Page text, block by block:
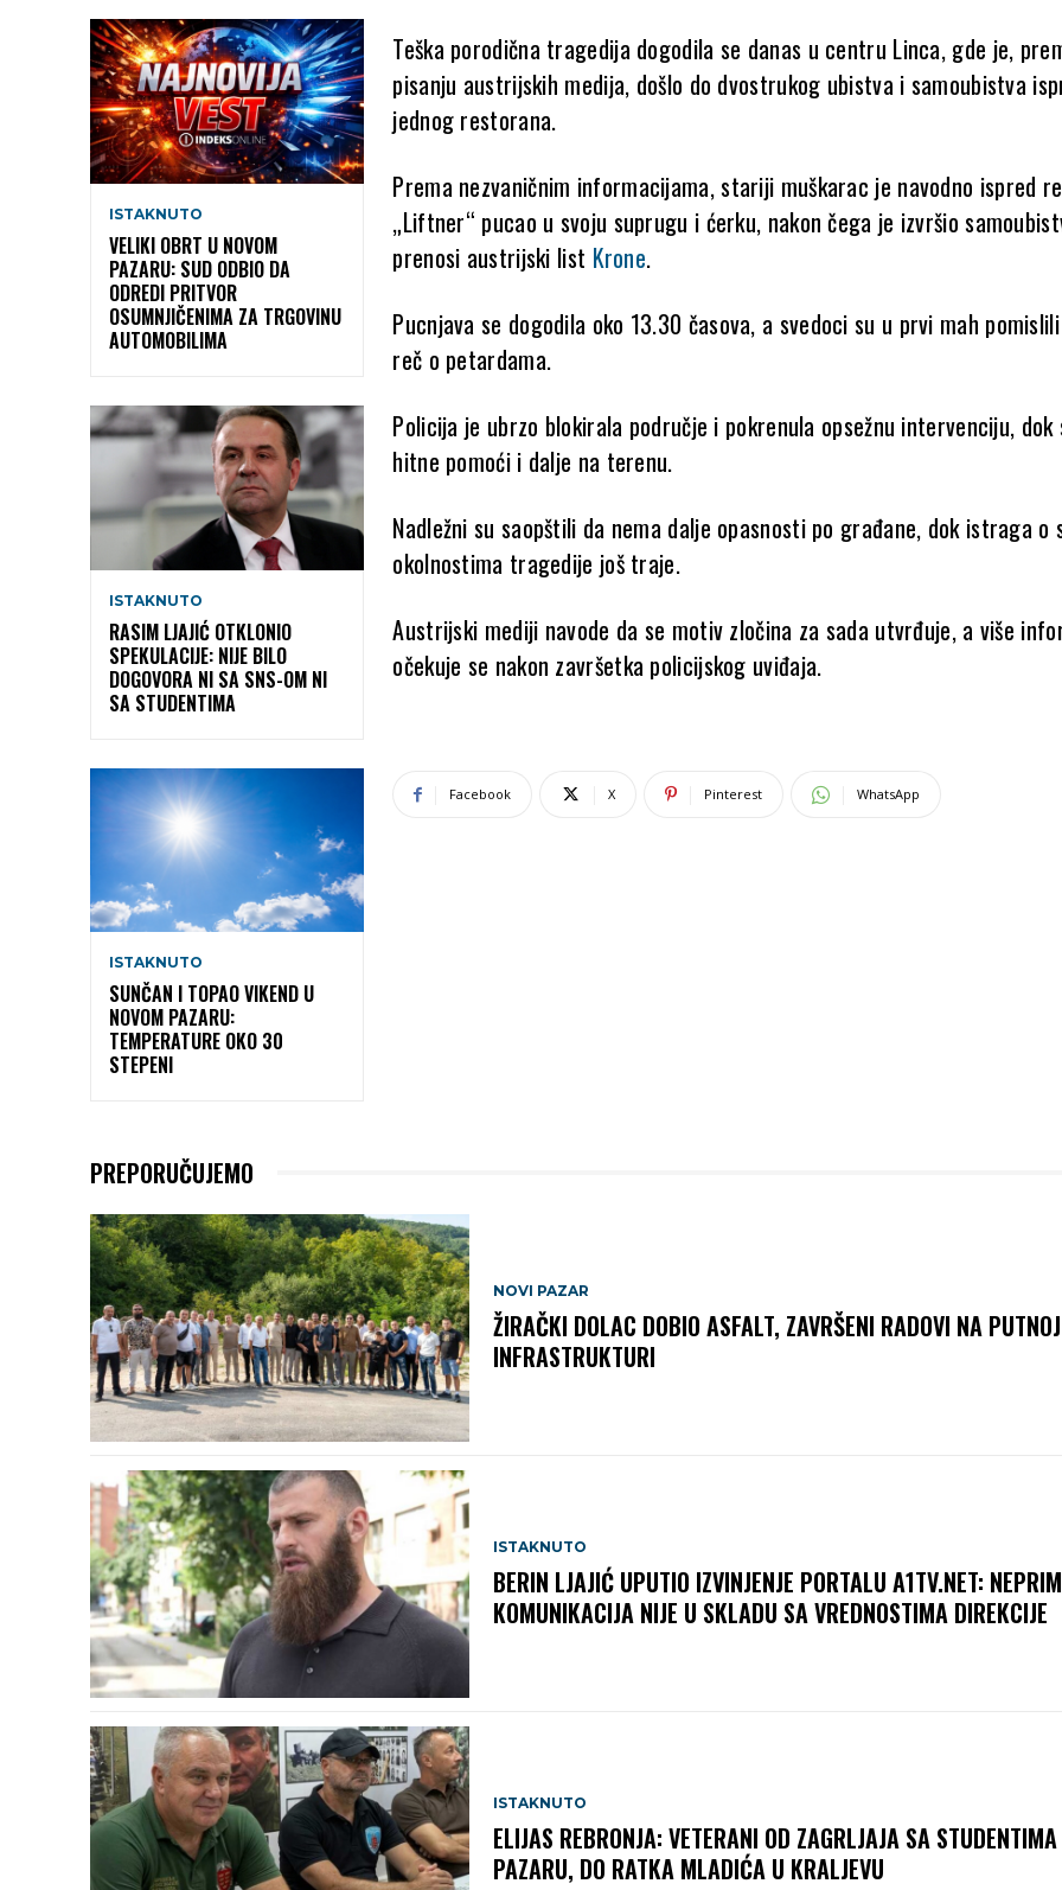
ISTAKNUTO
VELIKI OBRT U NOVOM
PAZARU: SUD ODBIO DA
ODREDI PRITVOR
OSUMNJIČENIMA ZA TRGOVINU
AUTOMOBILIMA
ISTAKNUTO
RASIM LJAJIĆ OTKLONIO
SPEKULACIJE: NIJE BILO
DOGOVORA NI SA SNS-OM NI
SA STUDENTIMA
ISTAKNUTO
SUNČAN I TOPAO VIKEND U
NOVOM PAZARU:
TEMPERATURE OKO 30
STEPENI
Teška porodična tragedija dogodila se danas u centru Linca, gde je,
pisanju austrijskih medija, došlo do dvostrukog ubistva i samoubistva
jednog restorana.
Prema nezvaničnim informacijama, stariji muškarac je navodno ispred
„Liftner“ pucao u svoju suprugu i ćerku, nakon čega je izvršio
prenosi austrijski list Krone.
Pucnjava se dogodila oko 13.30 časova, a svedoci su u prvi mah
reč o petardama.
Policija je ubrzo blokirala područje i pokrenula opsežnu intervenciju, dok
hitne pomoći i dalje na terenu.
Nadležni su saopštili da nema dalje opasnosti po građane, dok istraga o
okolnostima tragedije još traje.
Austrijski mediji navode da se motiv zločina za sada utvrđuje, a više
očekuje se nakon završetka policijskog uviđaja.
Facebook X Pinterest WhatsApp
PREPORUČUJEMO
NOVI PAZAR
ŽIRAČKI DOLAC DOBIO ASFALT, ZAVRŠENI RADOVI NA PUTNOJ
INFRASTRUKTURI
ISTAKNUTO
BERIN LJAJIĆ UPUTIO IZVINJENJE PORTALU A1TV.NET:
KOMUNIKACIJA NIJE U SKLADU SA VREDNOSTIMA DIREKCIJE
ISTAKNUTO
ELIJAS REBRONJA: VETERANI OD ZAGRLJAJA SA
PAZARU, DO RATKA MLADIĆA U KRALJEVU